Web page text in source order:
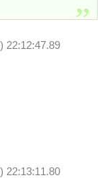
22:12:47.89
22:13:11.80